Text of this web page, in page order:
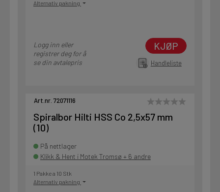
Alternativ pakning
Logg inn eller
registrer deg for å
se din avtalepris
KJØP
Handleliste
Art.nr. 72071116
Spiralbor Hilti HSS Co 2,5x57 mm
(10)
På nettlager
Klikk & Hent i Motek Tromsø + 6 andre
1 Pakke a 10 Stk
Alternativ pakning